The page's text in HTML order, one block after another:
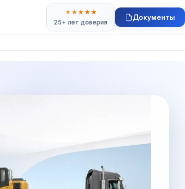
★★★★★
25+ лет доверия
Документы